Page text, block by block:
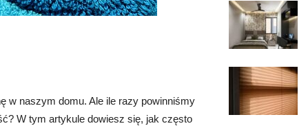
w naszym domu. Ale ile razy powinniśmy
W tym artykule dowiesz się, jak często